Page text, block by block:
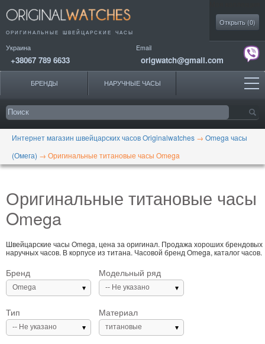
ОРИГИНАЛЬНЫЕ ШВЕЙЦАРСКИЕ ЧАСЫ
Украина
+38067 789 6633
Email
origwatch@gmail.com
Открыть (0)
БРЕНДЫ НАРУЧНЫЕ ЧАСЫ
Интернет магазин швейцарских часов Originalwatches → Omega часы
(Омега) → Оригинальные титановые часы Omega
Оригинальные титановые часы
Omega
Швейцарские часы Omega, цена за оригинал. Продажа хороших брендовых
наручных часов. В корпусе из титана. Часовой бренд Omega, каталог часов.
Бренд
Omega
Модельный ряд
-- Не указано
Тип
-- Не указано
Материал
титановые